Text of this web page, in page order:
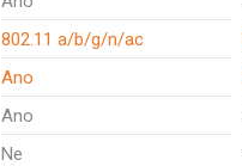
802.11 a/b/g/n/ac
Ano
Ano
Ne